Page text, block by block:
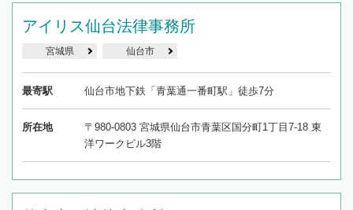
アイリス仙台法律事務所
宮城県 仙台市
最寄駅 仙台市地下鉄「青葉通一番町駅」徒歩7分
所在地
〒980-0803 宮城県仙台市青葉区国分町1丁目7-18 東
洋ワークビル3階